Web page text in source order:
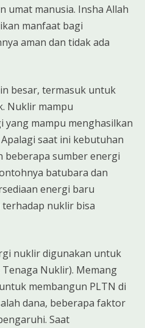
umat manusia. Insha Allah
manfaat bagi
aman dan tidak ada
besar, termasuk untuk
Nuklir mampu
yang mampu menghasilkan
saat ini kebutuhan
beberapa sumber energi
batubara dan
energi baru
nuklir bisa
nuklir digunakan untuk
Nuklir). Memang
membangun PLTN di
dana, beberapa faktor
Saat